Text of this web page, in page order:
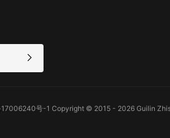
17006240号-1 Copyright © 2015 - 2026 Guilin